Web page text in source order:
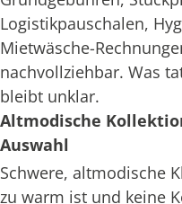
Logistikpauschalen,
Mietwäsche-
nachvollziehbar. Was
bleibt unklar.
Altmodische
Auswahl
Schwere, altmodische
zu warm ist und keine